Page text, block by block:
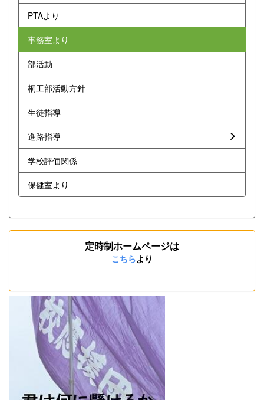
PTAより
事務室より
部活動
桐工部活動方針
生徒指導
進路指導
学校評価関係
保健室より
定時制ホームページは
こちらより